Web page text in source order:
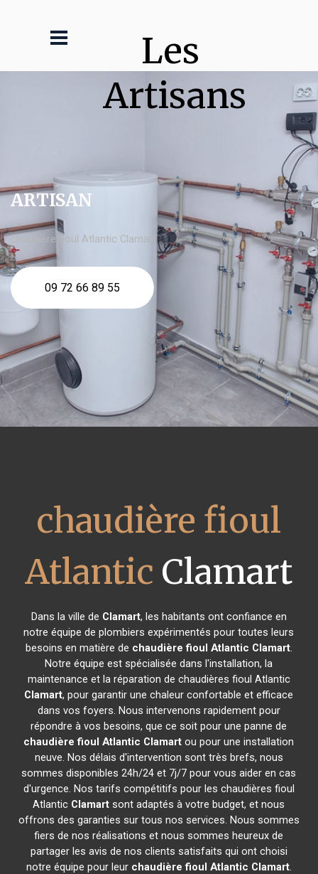
Les
Artisans
ARTISAN
chaudière fioul Atlantic Clamart
09 72 66 89 55
chaudière fioul
Atlantic Clamart
Dans la ville de Clamart, les habitants ont confiance en
notre équipe de plombiers expérimentés pour toutes leurs
besoins en matière de chaudière fioul Atlantic Clamart.
Notre équipe est spécialisée dans l'installation, la
maintenance et la réparation de chaudières fioul Atlantic
Clamart, pour garantir une chaleur confortable et efficace
dans vos foyers. Nous intervenons rapidement pour
répondre à vos besoins, que ce soit pour une panne de
chaudière fioul Atlantic Clamart ou pour une installation
neuve. Nos délais d'intervention sont très brefs, nous
sommes disponibles 24h/24 et 7j/7 pour vous aider en cas
d'urgence. Nos tarifs compétitifs pour les chaudières fioul
Atlantic Clamart sont adaptés à votre budget, et nous
offrons des garanties sur tous nos services. Nous sommes
fiers de nos réalisations et nous sommes heureux de
partager les avis de nos clients satisfaits qui ont choisi
notre équipe pour leur chaudière fioul Atlantic Clamart.